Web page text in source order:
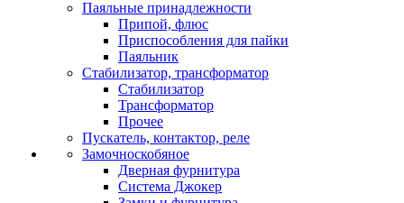
Паяльные принадлежности
Припой, флюс
Приспособления для пайки
Паяльник
Стабилизатор, трансформатор
Стабилизатор
Трансформатор
Прочее
Пускатель, контактор, реле
Замочноскобяное
Дверная фурнитура
Система Джокер